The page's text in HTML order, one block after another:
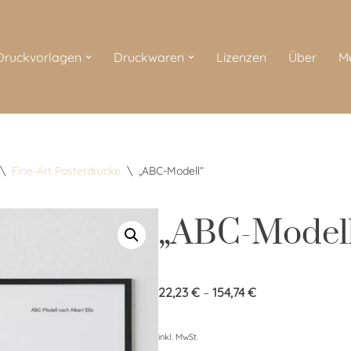
Druckwaren Lizenzen Über
\ Fine-Art Posterdrucke \ „ABC-Modell“
„ABC-
22,23 €– 154,74€
inkl. MwSt.